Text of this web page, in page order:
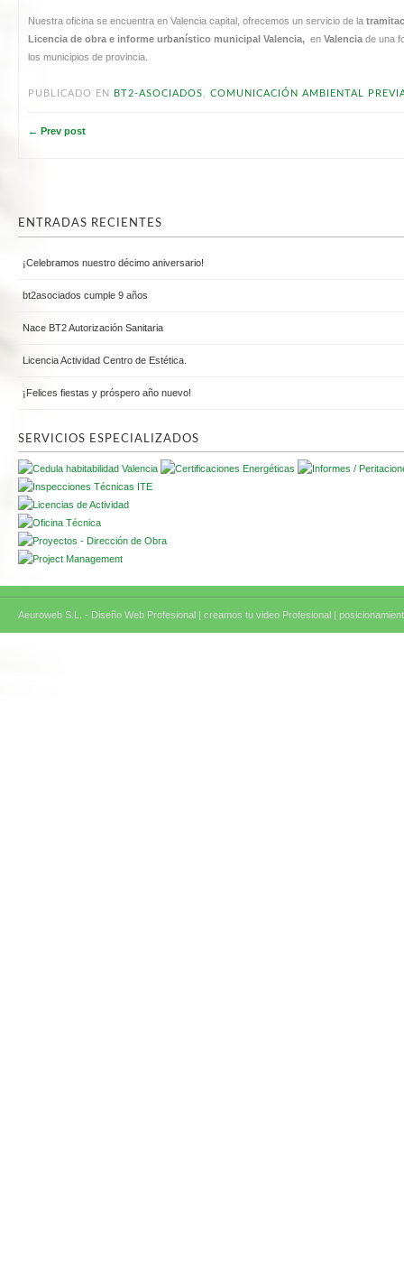
Nuestra oficina se encuentra en Valencia capital, ofrecemos un servicio de la
Licencia de obra e informe urbanístico municipal Valencia, en Valencia de una
los municipios de provincia.
PUBLICADO EN BT2-ASOCIADOS, COMUNICACIÓN AMBIENTAL
← Prev post
ENTRADAS RECIENTES
¡Celebramos nuestro décimo aniversario!
bt2asociados cumple 9 años
Nace BT2 Autorización Sanitaria
Licencia Actividad Centro de Estética.
¡Felices fiestas y próspero año nuevo!
SERVICIOS ESPECIALIZADOS
Aeuroweb S.L. - Diseño Web Profesional | creamos tu video Profesional |